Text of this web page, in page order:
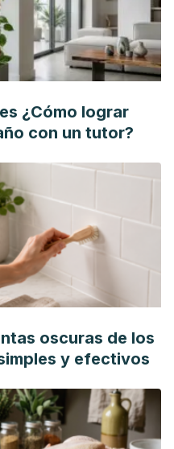
Concern.pdf
J. (2016). Bed bugs and
pathogens: a systematic
research,308, 531-538.
s00403-016-1661-8
¿Cómo lograr
con un tutor?
oscuras de los
y efectivos